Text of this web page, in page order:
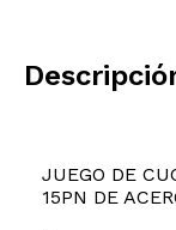
JUEGO DE
15PN DE